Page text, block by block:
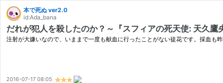
本で死ぬ ver2.0
id:Ada_bana
だれが犯人を殺したのか？～『スフィアの死天使: 天久鷹
注射が大嫌いなので、いままで一度も献血に行ったことがない徒花です。採血も
2016-07-17 08:05